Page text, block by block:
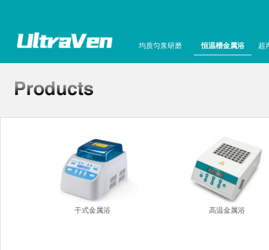
均质匀浆研磨 恒温槽金属浴 超
干式金属浴 高温金属浴